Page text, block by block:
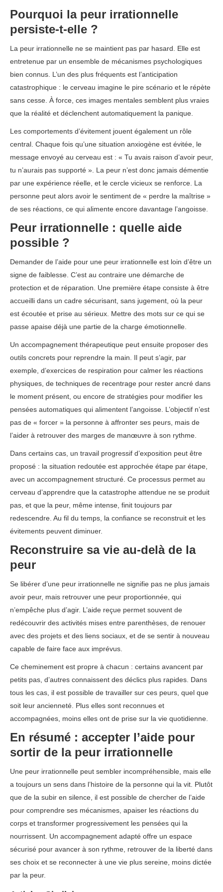
Pourquoi la peur irrationnelle
persiste-t-elle ?
La peur irrationnelle ne se maintient pas par hasard. Elle est
entretenue par un ensemble de mécanismes psychologiques
bien connus. L’un des plus fréquents est l’anticipation
catastrophique : le cerveau imagine le pire scénario et le répète
sans cesse. À force, ces images mentales semblent plus vraies
que la réalité et déclenchent automatiquement la panique.
Les comportements d’évitement jouent également un rôle
central. Chaque fois qu’une situation anxiogène est évitée, le
message envoyé au cerveau est : « Tu avais raison d’avoir peur,
tu n’aurais pas supporté ». La peur n’est donc jamais démentie
par une expérience réelle, et le cercle vicieux se renforce. La
personne peut alors avoir le sentiment de « perdre la maîtrise »
de ses réactions, ce qui alimente encore davantage l’angoisse.
Peur irrationnelle : quelle aide
possible ?
Demander de l’aide pour une peur irrationnelle est loin d’être un
signe de faiblesse. C’est au contraire une démarche de
protection et de réparation. Une première étape consiste à être
accueilli dans un cadre sécurisant, sans jugement, où la peur
est écoutée et prise au sérieux. Mettre des mots sur ce qui se
passe apaise déjà une partie de la charge émotionnelle.
Un accompagnement thérapeutique peut ensuite proposer des
outils concrets pour reprendre la main. Il peut s’agir, par
exemple, d’exercices de respiration pour calmer les réactions
physiques, de techniques de recentrage pour rester ancré dans
le moment présent, ou encore de stratégies pour modifier les
pensées automatiques qui alimentent l’angoisse. L’objectif n’est
pas de « forcer » la personne à affronter ses peurs, mais de
l’aider à retrouver des marges de manœuvre à son rythme.
Dans certains cas, un travail progressif d’exposition peut être
proposé : la situation redoutée est approchée étape par étape,
avec un accompagnement structuré. Ce processus permet au
cerveau d’apprendre que la catastrophe attendue ne se produit
pas, et que la peur, même intense, finit toujours par
redescendre. Au fil du temps, la confiance se reconstruit et les
évitements peuvent diminuer.
Reconstruire sa vie au-delà de la
peur
Se libérer d’une peur irrationnelle ne signifie pas ne plus jamais
avoir peur, mais retrouver une peur proportionnée, qui
n’empêche plus d’agir. L’aide reçue permet souvent de
redécouvrir des activités mises entre parenthèses, de renouer
avec des projets et des liens sociaux, et de se sentir à nouveau
capable de faire face aux imprévus.
Ce cheminement est propre à chacun : certains avancent par
petits pas, d’autres connaissent des déclics plus rapides. Dans
tous les cas, il est possible de travailler sur ces peurs, quel que
soit leur ancienneté. Plus elles sont reconnues et
accompagnées, moins elles ont de prise sur la vie quotidienne.
En résumé : accepter l’aide pour
sortir de la peur irrationnelle
Une peur irrationnelle peut sembler incompréhensible, mais elle
a toujours un sens dans l’histoire de la personne qui la vit. Plutôt
que de la subir en silence, il est possible de chercher de l’aide
pour comprendre ses mécanismes, apaiser les réactions du
corps et transformer progressivement les pensées qui la
nourrissent. Un accompagnement adapté offre un espace
sécurisé pour avancer à son rythme, retrouver de la liberté dans
ses choix et se reconnecter à une vie plus sereine, moins dictée
par la peur.